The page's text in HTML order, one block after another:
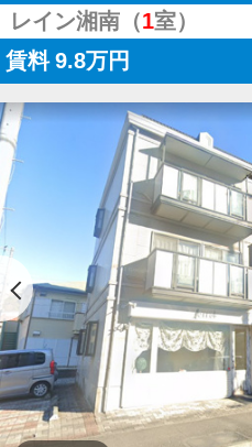
レイン湘南（1室）
賃料 9.8万円